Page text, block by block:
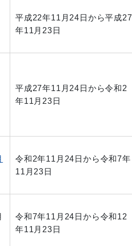
平成22年11月24日から平成27
年11月23日
平成27年11月24日から令和2
年11月23日
令和2年11月24日 から令和7年
11月23日
令和7年11月24日 から令和12
年11月23日